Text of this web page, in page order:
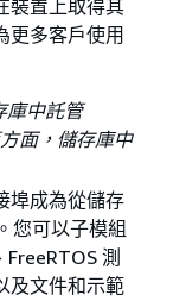
裝置上取得其
更多客戶使用
庫中託管
面，儲存庫中
埠成為從儲存
您可以子模組
FreeRTOS 測
及文件和示範